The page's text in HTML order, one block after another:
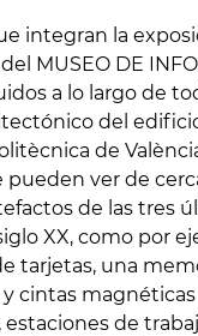
integran la
MUSEO DE
a lo largo de
del
de
pueden ver de
de las tres
XX, como por
tarjetas, una
y cintas
estaciones de